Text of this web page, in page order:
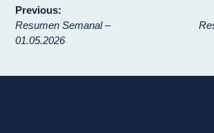
Navegación
de
Previous:
Resumen Semanal –
01.05.2026